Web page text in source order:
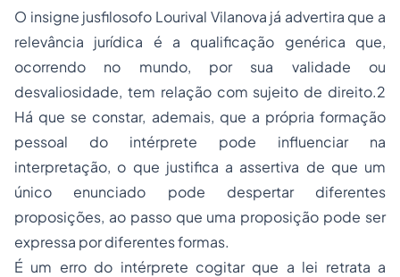
O insigne jusfilosofo Lourival Vilanova já advertira que a
relevância jurídica é a qualificação genérica que,
ocorrendo no mundo, por sua validade ou
desvaliosidade, tem relação com sujeito de direito.2
Há que se constar, ademais, que a própria formação
pessoal do intérprete pode influenciar na
interpretação, o que justifica a assertiva de que um
único enunciado pode despertar diferentes
proposições, ao passo que uma proposição pode ser
expressa por diferentes formas.
É um erro do intérprete cogitar que a lei retrata a